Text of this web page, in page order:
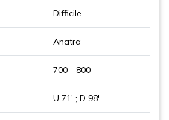
Difficile
Anatra
700 - 800
U 71' ; D 98'